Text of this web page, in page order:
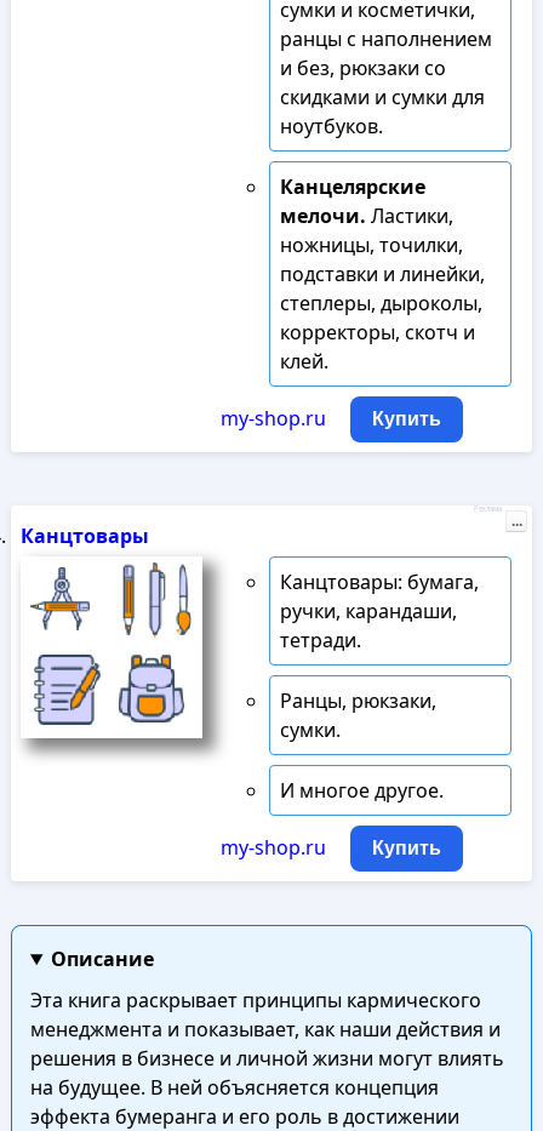
сумки и косметички,
ранцы с наполнением
и без, рюкзаки со
скидками и сумки для
ноутбуков.
Канцелярские
мелочи. Ластики,
ножницы, точилки,
подставки и линейки,
степлеры, дыроколы,
корректоры, скотч и
клей.
my-shop.ru Купить
Канцтовары
Канцтовары: бумага,
ручки, карандаши,
тетради.
Ранцы, рюкзаки,
сумки.
И многое другое.
my-shop.ru Купить
Реклама
...
Описание
Эта книга раскрывает принципы кармического
менеджмента и показывает, как наши действия и
решения в бизнесе и личной жизни могут влиять
на будущее. В ней объясняется концепция
эффекта бумеранга и его роль в достижении